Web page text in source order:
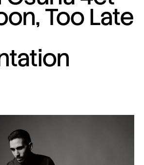
Too Late